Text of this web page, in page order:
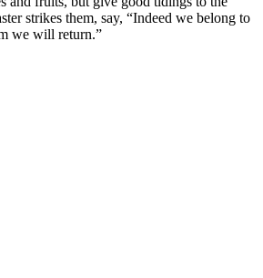
strikes them, say, “Indeed we belong to
we will return.”